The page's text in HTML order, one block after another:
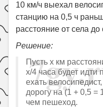
10 км/ч выехал
станцию на 0,5 ч
расстояние от села до
Решение:
Пусть x км
x/4 часа будет идти
ехать
дорогу на (1 + 0,5
чем пешеход.